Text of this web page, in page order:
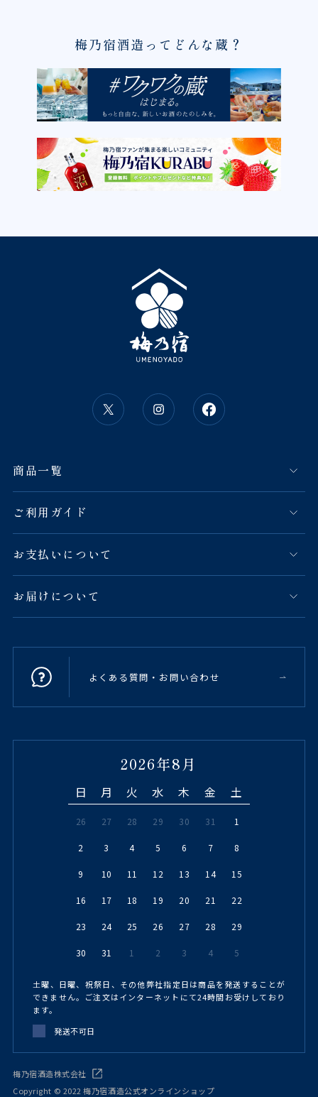
梅乃宿酒造ってどんな蔵？
商品一覧
ご利用ガイド
お支払いについて
お届けについて
よくある質問・お問い合わせ
2026年8月
日 月 火 水 木 金 土
26 27 28 29 30 31 1
2 3 4 5 6 7 8
9 10 11 12 13 14 15
16 17 18 19 20 21 22
23 24 25 26 27 28 29
30 31 1 2 3 4 5
土曜、日曜、祝祭日、その他弊社指定日は商品を発送することが
できません。ご注文はインターネットにて24時間お受けしており
ます。
発送不可日
梅乃宿酒造株式会社
Copyright © 2022 梅乃宿酒造公式オンラインショップ